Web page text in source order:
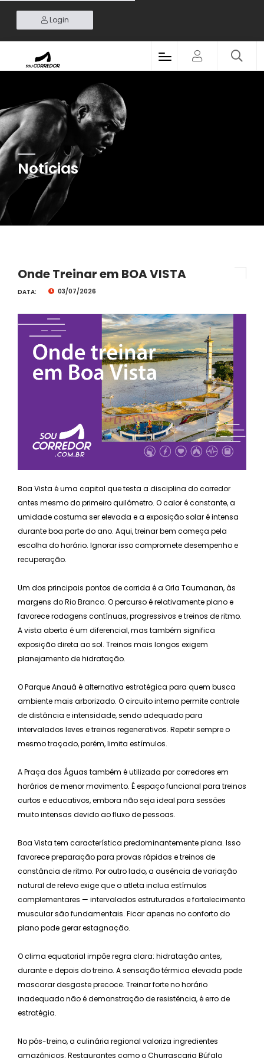
Login
Notícias
Onde Treinar em BOA VISTA
DATA: 03/07/2026
Boa Vista é uma capital que testa a disciplina do corredor
antes mesmo do primeiro quilômetro. O calor é constante, a
umidade costuma ser elevada e a exposição solar é intensa
durante boa parte do ano. Aqui, treinar bem começa pela
escolha do horário. Ignorar isso compromete desempenho e
recuperação.
Um dos principais pontos de corrida é a Orla Taumanan, às
margens do Rio Branco. O percurso é relativamente plano e
favorece rodagens contínuas, progressivos e treinos de ritmo.
A vista aberta é um diferencial, mas também significa
exposição direta ao sol. Treinos mais longos exigem
planejamento de hidratação.
O Parque Anauá é alternativa estratégica para quem busca
ambiente mais arborizado. O circuito interno permite controle
de distância e intensidade, sendo adequado para
intervalados leves e treinos regenerativos. Repetir sempre o
mesmo traçado, porém, limita estímulos.
A Praça das Águas também é utilizada por corredores em
horários de menor movimento. É espaço funcional para treinos
curtos e educativos, embora não seja ideal para sessões
muito intensas devido ao fluxo de pessoas.
Boa Vista tem característica predominantemente plana. Isso
favorece preparação para provas rápidas e treinos de
constância de ritmo. Por outro lado, a ausência de variação
natural de relevo exige que o atleta inclua estímulos
complementares — intervalados estruturados e fortalecimento
muscular são fundamentais. Ficar apenas no conforto do
plano pode gerar estagnação.
O clima equatorial impõe regra clara: hidratação antes,
durante e depois do treino. A sensação térmica elevada pode
mascarar desgaste precoce. Treinar forte no horário
inadequado não é demonstração de resistência, é erro de
estratégia.
No pós-treino, a culinária regional valoriza ingredientes
amazônicos. Restaurantes como o Churrascaria Búfalo